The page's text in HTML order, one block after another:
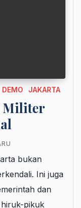
DEMO JAKARTA
Militer
bukan
Ini juga
dan
hiruk-pikuk